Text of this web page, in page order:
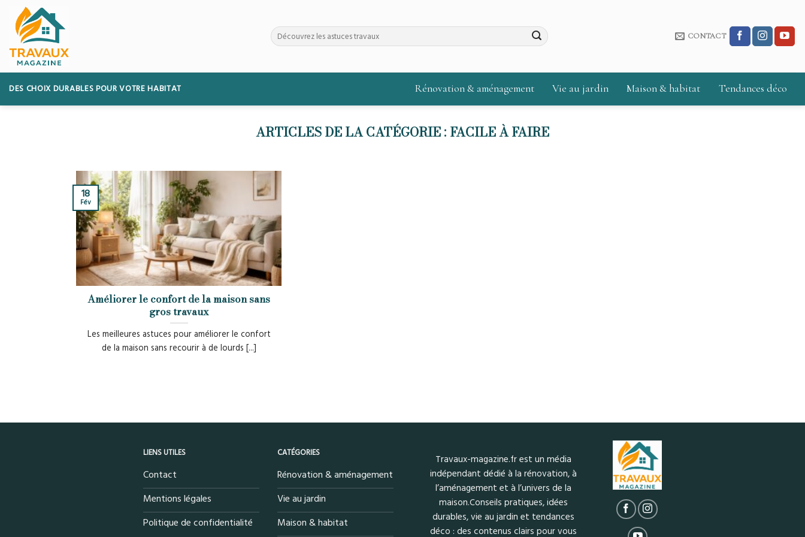
content
CONTACT
DES CHOIX DURABLES POUR VOTRE HABITAT Rénovation & aménagement Vie au jardin Maison & habitat Tendances déco
FACILE À FAIRE
Améliorer le confort de la maison sans
gros travaux
Les meilleures astuces pour améliorer le confort
de la maison sans recourir à de lourds [...]
18
Fév
LIENS UTILES
Contact
Mentions légales
Politique de confidentialité
CATÉGORIES
Rénovation & aménagement
Vie au jardin
Maison & habitat
Travaux-magazine.fr est un média
indépendant dédié à la rénovation, à
l’aménagement et à l’univers de la
maison.Conseils pratiques, idées
durables, vie au jardin et tendances
déco : des contenus clairs pour vous